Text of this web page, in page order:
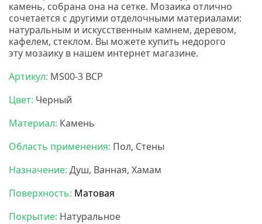
камень, собрана она на сетке. Мозаика отлично
сочетается с другими отделочными материалами:
натуральным и искусственным камнем, деревом,
кафелем, стеклом. Вы можете купить недорого
эту мозаику в нашем интернет магазине.
Артикул: MS00-3 BCP
Цвет: Черный
Материал: Камень
Область применения: Пол, Стены
Назначение: Душ, Ванная, Хамам
Поверхность: Матовая
Покрытие: Натуральное